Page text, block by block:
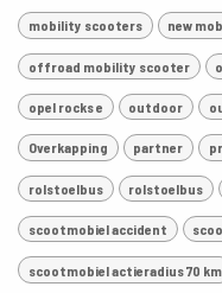
mobility scooters new
offroad mobility scooter
opel rocks e outdoor
Overkapping partner
rolstoelbus rolstoelbus
scootmobiel accident
scootmobiel actieradius 70 km